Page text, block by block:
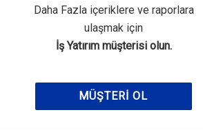
Daha Fazla içeriklere ve raporlara
ulaşmak için
İş Yatırım müşterisi olun.
MÜŞTERI OL